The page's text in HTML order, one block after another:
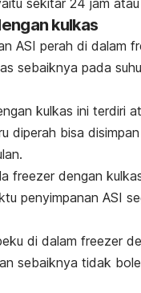
kulkas
ASI perah di dalam
sebaiknya pada
kulkas ini terdiri
diperah bisa
freezer dengan
penyimpanan ASI
di dalam freezer
sebaiknya tidak